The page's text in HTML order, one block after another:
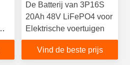
De Batterij van 3P16S
20Ah 48V LiFePO4 voor
Elektrische voertuigen
Vind de beste prijs